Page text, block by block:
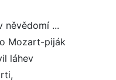
něvědomí ...
Mozart-piják
láhev